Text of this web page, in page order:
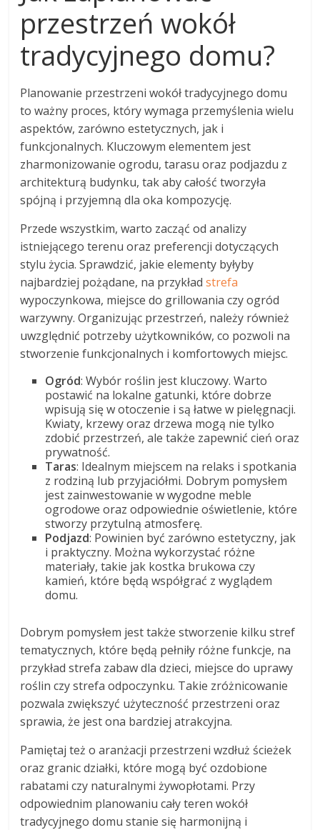
przestrzeń wokół
tradycyjnego domu?
Planowanie przestrzeni wokół tradycyjnego domu
to ważny proces, który wymaga przemyślenia wielu
aspektów, zarówno estetycznych, jak i
funkcjonalnych. Kluczowym elementem jest
zharmonizowanie ogrodu, tarasu oraz podjazdu z
architekturą budynku, tak aby całość tworzyła
spójną i przyjemną dla oka kompozycję.
Przede wszystkim, warto zacząć od analizy
istniejącego terenu oraz preferencji dotyczących
stylu życia. Sprawdzić, jakie elementy byłyby
najbardziej pożądane, na przykładstrefa
wypoczynkowa, miejsce do grillowania czy ogród
warzywny. Organizując przestrzeń, należy również
uwzględnić potrzeby użytkowników, co pozwoli na
stworzenie funkcjonalnych i komfortowych miejsc.
Ogród: Wybór roślin jest kluczowy. Warto
postawić na lokalne gatunki, które dobrze
wpisują się w otoczenie i są łatwe w pielęgnacji.
Kwiaty, krzewy oraz drzewa mogą nie tylko
zdobić przestrzeń, ale także zapewnić cień oraz
prywatność.
Taras: Idealnym miejscem na relaks i spotkania
z rodziną lub przyjaciółmi. Dobrym pomysłem
jest zainwestowanie w wygodne meble
ogrodowe oraz odpowiednie oświetlenie, które
stworzy przytulną atmosferę.
Podjazd: Powinien być zarówno estetyczny, jak
i praktyczny. Można wykorzystać różne
materiały, takie jak kostka brukowa czy
kamień, które będą współgrać z wyglądem
domu.
Dobrym pomysłem jest także stworzenie kilku stref
tematycznych, które będą pełniły różne funkcje, na
przykład strefa zabaw dla dzieci, miejsce do uprawy
roślin czy strefa odpoczynku. Takie zróżnicowanie
pozwala zwiększyć użyteczność przestrzeni oraz
sprawia, że jest ona bardziej atrakcyjna.
Pamiętaj też o aranżacji przestrzeni wzdłuż ścieżek
oraz granic działki, które mogą być ozdobione
rabatami czy naturalnymi żywopłotami. Przy
odpowiednim planowaniu cały teren wokół
tradycyjnego domu stanie się harmonijną i